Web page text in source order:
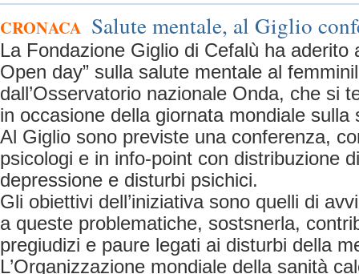
CRONACA Salute mentale, al Giglio
La Fondazione Giglio di Cefalù ha aderito
Open day” sulla salute mentale al
dall’Osservatorio nazionale Onda, che si
in occasione della giornata mondiale sulla
Al Giglio sono previste una conferenza,
psicologi e in info-point con distribuzione
depressione e disturbi psichici.
Gli obiettivi dell’iniziativa sono quelli di
a queste problematiche, sostsnerla,
pregiudizi e paure legati ai disturbi della
L’Organizzazione mondiale della sanità